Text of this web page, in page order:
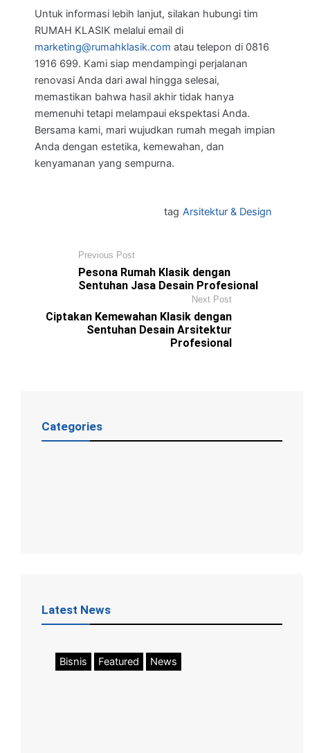
Untuk informasi lebih lanjut, silakan hubungi tim
RUMAH KLASIK melalui email di
marketing@rumahklasik.com atau telepon di 0816
1916 699. Kami siap mendampingi perjalanan
renovasi Anda dari awal hingga selesai,
memastikan bahwa hasil akhir tidak hanya
memenuhi tetapi melampaui ekspektasi Anda.
Bersama kami, mari wujudkan rumah megah impian
Anda dengan estetika, kemewahan, dan
kenyamanan yang sempurna.
tag Arsitektur & Design
Previous Post
Pesona Rumah Klasik dengan
Sentuhan Jasa Desain Profesional
Next Post
Ciptakan Kemewahan Klasik dengan
Sentuhan Desain Arsitektur
Profesional
Categories
Latest News
Bisnis Featured News